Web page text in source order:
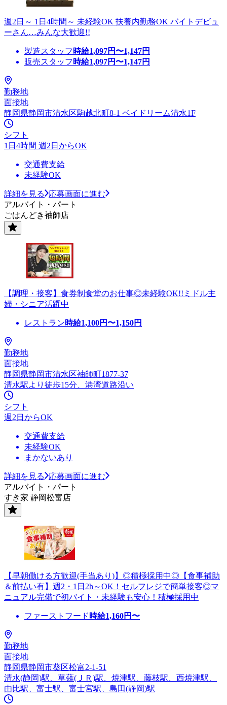
週2日～ 1日4時間～ 未経験OK 扶養内勤務OK バイトデビュ
ーさん…みんな大歓迎!!
製造スタッフ 時給1,097円〜1,147円
販売スタッフ 時給1,097円〜1,147円
勤務地
面接地
静岡県静岡市清水区駒越北町8-1 ベイドリーム清水1F
シフト
1日4時間 週2日からOK
交通費支給
未経験OK
詳細を見る
応募画面に進む
アルバイト・パート
ごはんどき袖師店
【調理・接客】食券制食堂のお仕事◎未経験OK!!ミドル主
婦・シニア活躍中
レストラン時給1,100円〜1,150円
勤務地
面接地
静岡県静岡市清水区袖師町1877-37
清水駅より徒歩15分、港湾道路沿い
シフト
週2日からOK
交通費支給
未経験OK
まかないあり
詳細を見る
応募画面に進む
アルバイト・パート
すき家 静岡松富店
【早朝働ける方歓迎(手当あり)】◎積極採用中◎【食事補助
＆前払い有】週2・1日2h～OK！セルフレジで簡単接客◎マ
ニュアル完備で初バイト・未経験も安心！積極採用中
ファーストフード 時給1,160円〜
勤務地
面接地
静岡県静岡市葵区松富2-1-51
清水(静岡)駅、草薙(ＪＲ)駅、焼津駅、藤枝駅、西焼津駅、
由比駅、富士駅、富士宮駅、島田(静岡)駅